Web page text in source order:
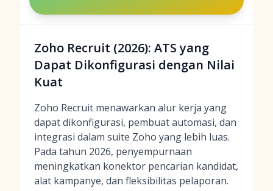
Zoho Recruit (2026): ATS yang
Dapat Dikonfigurasi dengan Nilai
Kuat
Zoho Recruit menawarkan alur kerja yang
dapat dikonfigurasi, pembuat automasi, dan
integrasi dalam suite Zoho yang lebih luas.
Pada tahun 2026, penyempurnaan
meningkatkan konektor pencarian kandidat,
alat kampanye, dan fleksibilitas pelaporan.